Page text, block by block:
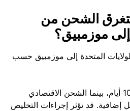
الشحن من
إلى موزمبيق؟
المتحدة إلى موزمبيق حسب
الشحن السريع يستغرق 5-10 أيام، بينما الشحن الاقتصادي
5-10 أيام عمل إضافية. قد تؤثر إجراءات التخليص